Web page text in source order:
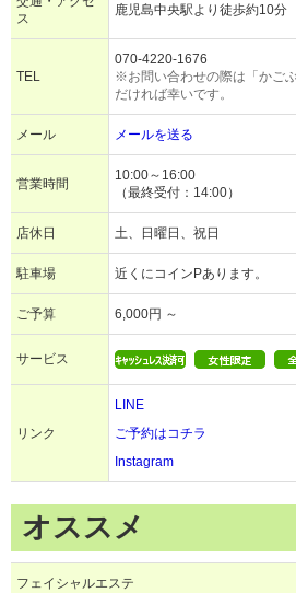
ス
鹿児島中央駅より徒歩約10分
TEL
070-4220-1676
※お問い合わせの際は「かご
だければ幸いです。
メール メールを送る
営業時間
10:00～16:00
（最終受付：14:00）
店休日 土、日曜日、祝日
駐車場 近くにコインPあります。
ご予算 6,000円 ～
サービス
リンク
LINE
ご予約はコチラ
Instagram
オススメ
フェイシャルエステ